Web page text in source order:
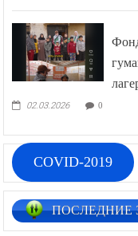
02.03.2026 0
COVID-2019
ПОСЛЕДНИЕ